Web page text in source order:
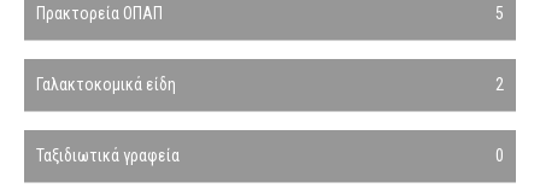
Πρακτορεία ΟΠΑΠ 5
Γαλακτοκομικά είδη 2
Ταξιδιωτικά γραφεία 0